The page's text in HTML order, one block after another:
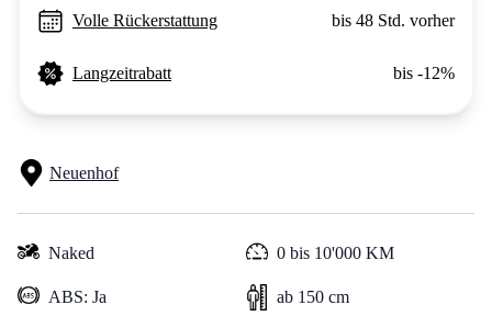
Volle Rückerstattung bis 48 Std. vorher
Langzeitrabatt bis -12%
Neuenhof
Naked 0 bis 10'000 KM
ABS: Ja ab 150 cm